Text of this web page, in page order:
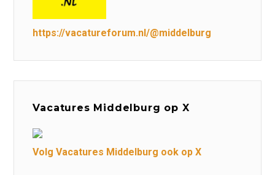
https://vacatureforum.nl/@middelburg
Vacatures Middelburg op X
Volg Vacatures Middelburg ook op X